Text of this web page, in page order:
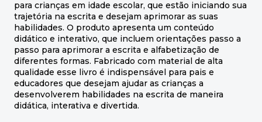
para crianças em idade escolar, que estão iniciando sua
trajetória na escrita e desejam aprimorar as suas
habilidades. O produto apresenta um conteúdo
didático e interativo, que incluem orientações passo a
passo para aprimorar a escrita e alfabetização de
diferentes formas. Fabricado com material de alta
qualidade esse livro é indispensável para pais e
educadores que desejam ajudar as crianças a
desenvolverem habilidades na escrita de maneira
didática, interativa e divertida.